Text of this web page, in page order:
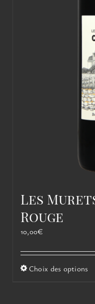
Les
Rouge
10,00€
Choix des options